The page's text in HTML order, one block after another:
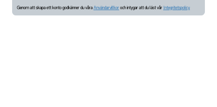
Genom att skapa ett konto godkänner du våra Användarvillkor och intygar att du läst vår Integritetspolicy.